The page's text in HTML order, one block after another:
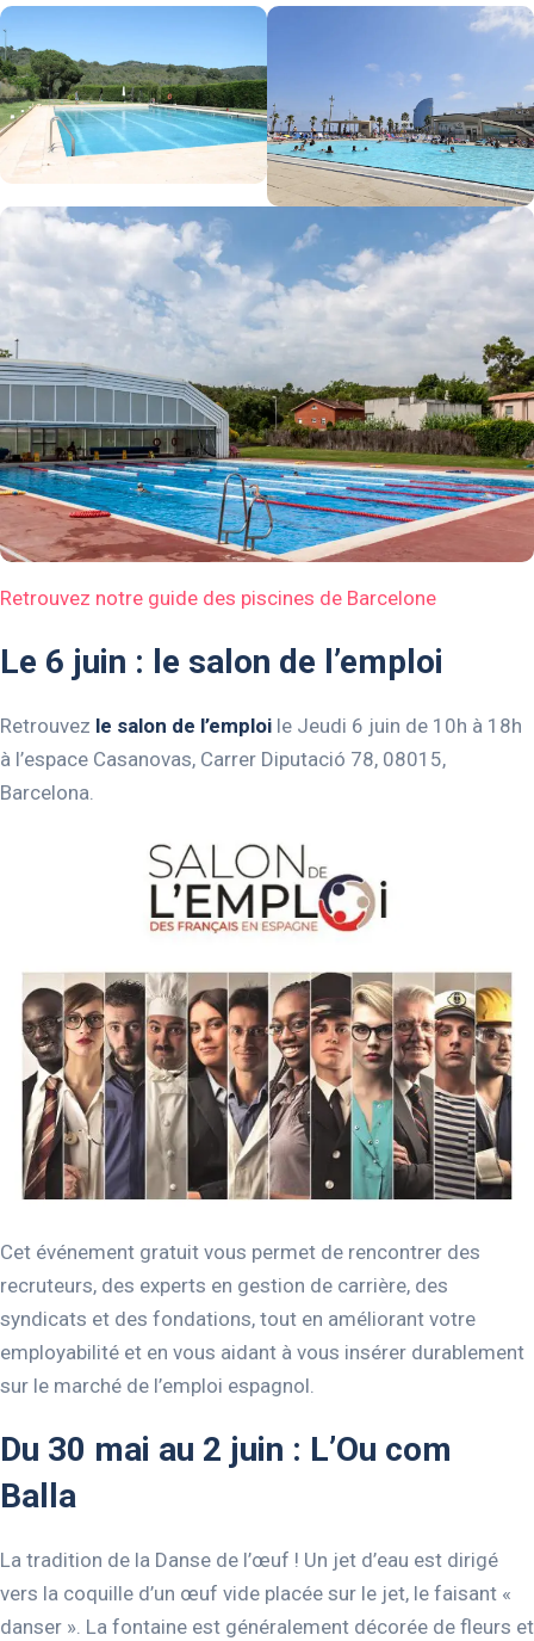
Retrouvez notre guide des piscines de Barcelone
Le 6 juin : le salon de l’emploi
Retrouvez le salon de l’emploi le Jeudi 6 juin de 10h à 18h
à l’espace Casanovas, Carrer Diputació 78, 08015,
Barcelona.
Cet événement gratuit vous permet de rencontrer des
recruteurs, des experts en gestion de carrière, des
syndicats et des fondations, tout en améliorant votre
employabilité et en vous aidant à vous insérer durablement
sur le marché de l’emploi espagnol.
Du 30 mai au 2 juin : L’Ou com
Balla
La tradition de la Danse de l’œuf ! Un jet d’eau est dirigé
vers la coquille d’un œuf vide placée sur le jet, le faisant «
danser ». La fontaine est généralement décorée de fleurs et